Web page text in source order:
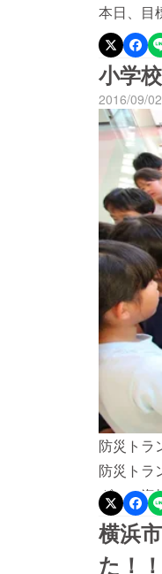
本日、目
ミ、シェ
た。 開
ました。
トランプ
元にお届
たい公
力させ
てまい
小学
2016/09/
防災トラ
防災トラ
ダーの資
世代を
ついて考
づくりを
横浜
た！！